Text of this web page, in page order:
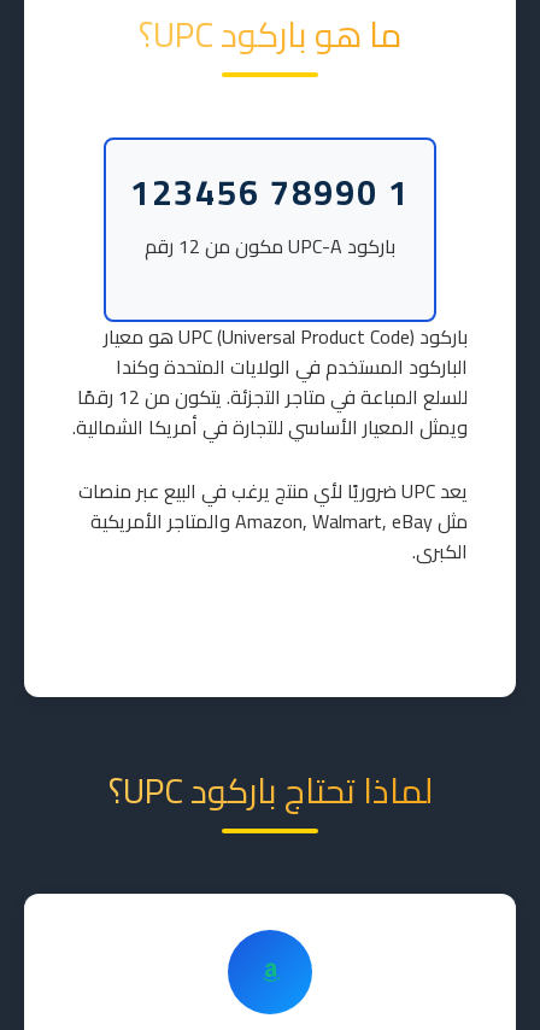
ما هو باركود UPC؟
123456 78990 1
باركود UPC-A مكون من 12 رقم
باركود UPC (Universal Product Code) هو معيار
الباركود المستخدم في الولايات المتحدة وكندا
للسلع المباعة في متاجر التجزئة. يتكون من 12 رقمًا
ويمثل المعيار الأساسي للتجارة في أمريكا الشمالية.
يعد UPC ضروريًا لأي منتج يرغب في البيع عبر منصات
مثل Amazon, Walmart, eBay والمتاجر الأمريكية
الكبرى.
لماذا تحتاج باركود UPC؟